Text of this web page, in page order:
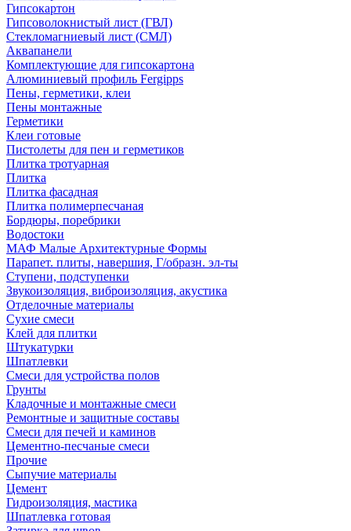
Гипсокартон
Гипсоволокнистый лист (ГВЛ)
Стекломагниевый лист (СМЛ)
Аквапанели
Комплектующие для гипсокартона
Алюминиевый профиль Fergipps
Пены, герметики, клеи
Пены монтажные
Герметики
Клеи готовые
Пистолеты для пен и герметиков
Плитка тротуарная
Плитка
Плитка фасадная
Плитка полимерпесчаная
Бордюры, поребрики
Водостоки
МАФ Малые Архитектурные Формы
Парапет. плиты, навершия, Г/образн. эл-ты
Ступени, подступенки
Звукоизоляция, виброизоляция, акустика
Отделочные материалы
Сухие смеси
Клей для плитки
Штукатурки
Шпатлевки
Смеси для устройства полов
Грунты
Кладочные и монтажные смеси
Ремонтные и защитные составы
Смеси для печей и каминов
Цементно-песчаные смеси
Прочие
Сыпучие материалы
Цемент
Гидроизоляция, мастика
Шпатлевка готовая